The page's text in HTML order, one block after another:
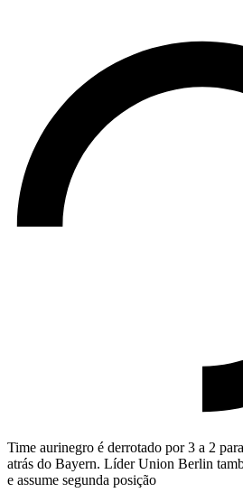
Time aurinegro é derrotado por 3 a 2
atrás do Bayern. Líder Union Berlin
e assume segunda posição